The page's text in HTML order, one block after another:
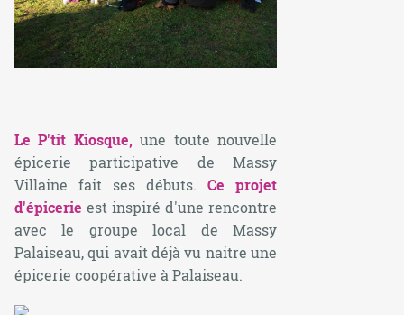
Le P'tit Kiosque,une toute nouvelle
épicerie participative de Massy
Villaine fait ses débuts.Ce projet
d'épicerie est inspiré d'une rencontre
avec le groupe local de Massy
Palaiseau, qui avait déjà vu naitre une
épicerie coopérative à Palaiseau.